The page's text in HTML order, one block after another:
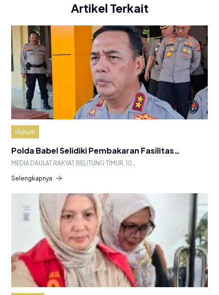
Artikel Terkait
Hukum
Polda Babel Selidiki Pembakaran Fasilitas…
MEDIA DAULAT RAKYAT BELITUNG TIMUR, 10…
Selengkapnya